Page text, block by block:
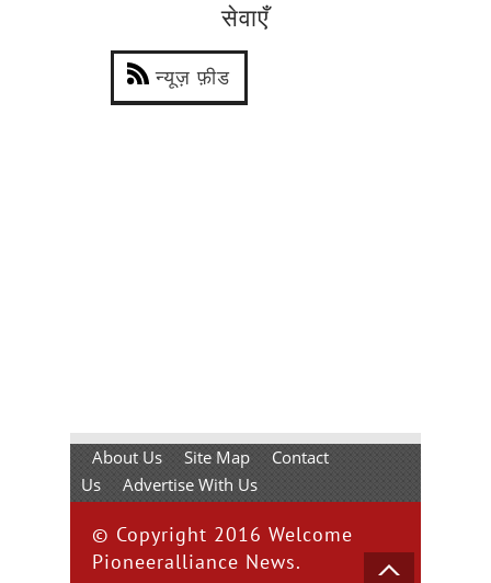
सेवाएँ
न्यूज़ फ़ीड
About Us Site Map
Contact
Us
Advertise With Us
© Copyright 2016 Welcome
Pioneeralliance News.